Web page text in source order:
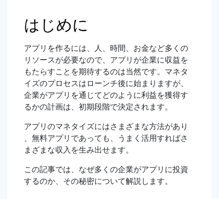
はじめに
アプリを作るには、人、時間、お金など多くの
リソースが必要なので、アプリが企業に収益を
もたらすことを期待するのは当然です。マネタ
イズのプロセスはローンチ後に始まりますが、
企業がアプリを通じてどのように利益を獲得す
るかの計画は、初期段階で決定されます。
アプリのマネタイズにはさまざまな方法があり
、無料アプリであっても、うまく活用すればさ
まざまな収入を生み出せます。
この記事では、なぜ多くの企業がアプリに投資
するのか、その秘密について解説します。